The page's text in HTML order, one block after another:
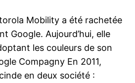
Mobility a été rachetée
Google. Aujourd’hui, elle
les couleurs de son
Compagny En 2011,
en deux société :